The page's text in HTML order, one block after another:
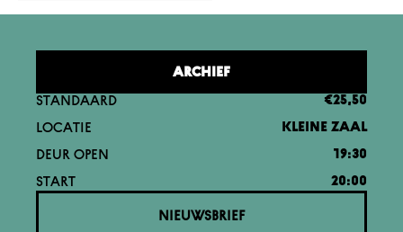
ARCHIEF
STANDAARD €25,50
LOCATIE KLEINE ZAAL
DEUR OPEN 19:30
START 20:00
NIEUWSBRIEF